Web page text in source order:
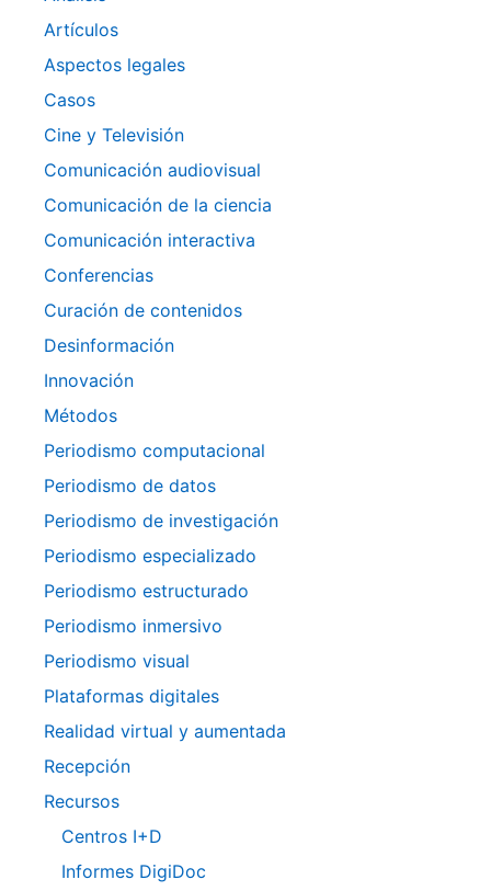
Artículos
Aspectos legales
Casos
Cine y Televisión
Comunicación audiovisual
Comunicación de la ciencia
Comunicación interactiva
Conferencias
Curación de contenidos
Desinformación
Innovación
Métodos
Periodismo computacional
Periodismo de datos
Periodismo de investigación
Periodismo especializado
Periodismo estructurado
Periodismo inmersivo
Periodismo visual
Plataformas digitales
Realidad virtual y aumentada
Recepción
Recursos
Centros I+D
Informes DigiDoc